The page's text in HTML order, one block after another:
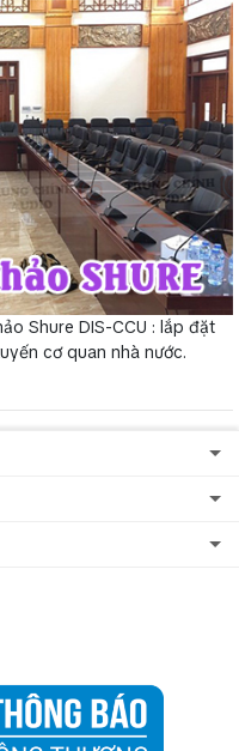
Shure DIS-CCU : lắp đặt
cơ quan nhà nước.